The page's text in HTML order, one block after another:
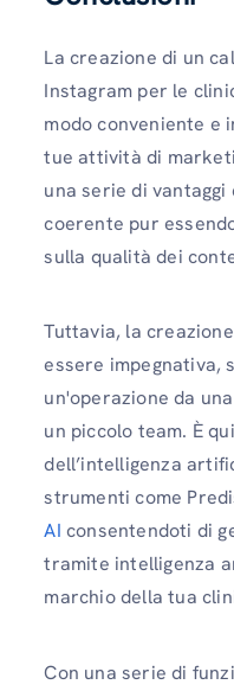
La creazione di un
Instagram per le
modo conveniente e
tue attività di
una serie di
coerente pur
sulla qualità dei
Tuttavia, la
essere impegnativa,
un'operazione da
un piccolo team. È
dell’intelligenza
strumenti come
AI consentendoti di
tramite intelligenza
marchio della tua
Con una serie di